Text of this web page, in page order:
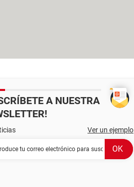
A NUESTRA
Ver un ejemplo